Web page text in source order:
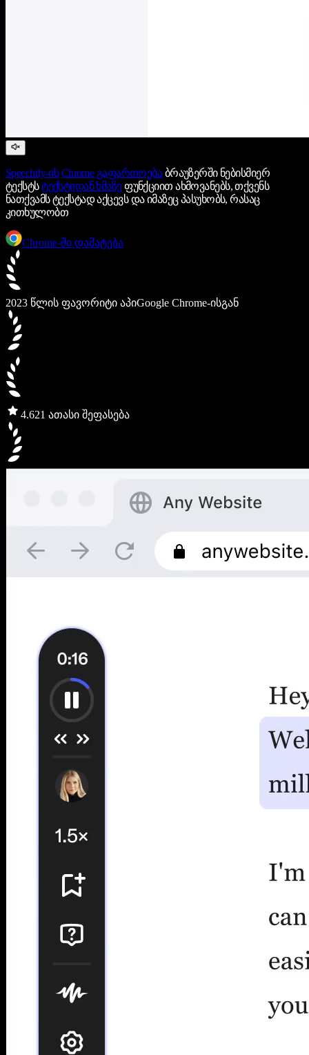
Speechify-ის Chrome გაფართოებაბრაუზერში ნებისმიერ
ტექსტსტექსტიდან ხმაზეფუნქციით ახმოვანებს, თქვენს
ნათქვამს ტექსტად აქცევს და იმაზეც პასუხობს, რასაც
კითხულობთ
Chrome-ში დამატება
2023 წლის ფავორიტი აპიGoogle Chrome-ისგან
4.621 ათასი შეფასება